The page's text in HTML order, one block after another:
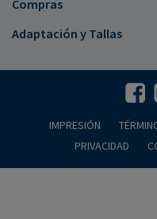
Compras
Adaptación y Tallas
IMPRESIÓN
PRIVACIDAD